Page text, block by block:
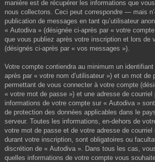
manière est de récupérer les informations que
nous collectons. Ceci peut correspondre — mais
publication de messages en tant qu’utilisateur
« Autodiva » (désignée ci-après par « votre
que vous publiez après votre inscription et lors de
(désignés ci-après par « vos messages »).
Votre compte contiendra au minimum un
après par « votre nom d’utilisateur ») et un mot de
permettant de vous connecter à votre compte
« votre mot de passe ») et une adresse de courriel
informations de votre compte sur « Autodiva »
de protection des données applicables dans le
serveur. Toutes les informations, en-dehors de
votre mot de passe et de votre adresse de
durant votre inscription, sont obligatoires ou
discrétion de « Autodiva ». Dans tous les cas,
quelles informations de votre compte vous